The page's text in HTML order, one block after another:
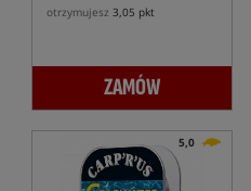
otrzymujesz 3,05 pkt
ZAMÓW
5,0